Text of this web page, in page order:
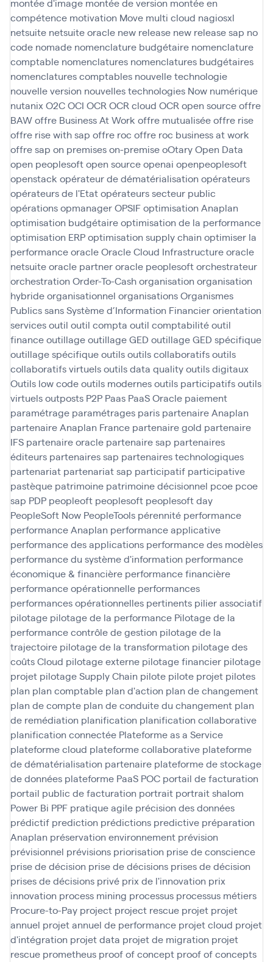
montée d'image montée de version montée en
compétence motivation Move multi cloud nagiosxl
netsuite netsuite oracle new release new release sap no
code nomade nomenclature budgétaire nomenclature
comptable nomenclatures nomenclatures budgétaires
nomenclatures comptables nouvelle technologie
nouvelle version nouvelles technologies Now numérique
nutanix O2COCI OCR OCR cloud OCR open sourceoffre
BAWoffre Business At Work offre mutualiséeoffre rise
offre rise with sap offre roc offre roc business at work
offre sap on premiseson-premiseoOtaryOpen Data
open peoplesoftopen sourceopenai openpeoplesoft
openstack opérateur de dématérialisation opérateurs
opérateurs de l'Etatopérateurs secteur public
opérationsopmanagerOPSIFoptimisation Anaplan
optimisation budgétaireoptimisation de la performance
optimisation ERPoptimisation supply chain optimiser la
performanceoracleOracle Cloud Infrastructureoracle
netsuiteoracle partneroracle peoplesoftorchestrateur
orchestration Order-To-Cashorganisation organisation
hybrideorganisationnel organisationsOrganismes
Publics sans Système d’Information Financierorientation
servicesoutil outil compta outil comptabilitéoutil
financeoutillageoutillage GED outillage GED spécifique
outillage spécifiqueoutilsoutils collaboratifsoutils
collaboratifs virtuelsoutils data qualityoutils digitaux
Outils low codeoutils modernesoutils participatifsoutils
virtuelsoutposts P2P Paas PaaS Oracle paiement
paramétrage paramétrages paris partenaire Anaplan
partenaire Anaplan France partenaire gold partenaire
IFS partenaire oracle partenaire sap partenaires
éditeurs partenaires sap partenaires technologiques
partenariat partenariat sap participatif participative
pastèque patrimoine patrimoine décisionnel pcoe pcoe
sap PDP peopleoft peoplesoft peoplesoft day
PeopleSoft Now PeopleTools pérennité performance
performance Anaplan performance applicative
performance des applications performance des modèles
performance du système d'information performance
économique & financière performance financière
performance opérationnelle performances
performances opérationnelles pertinents pilier associatif
pilotage pilotage de la performance Pilotage de la
performance contrôle de gestion pilotage de la
trajectoire pilotage de la transformation pilotage des
coûts Cloud pilotage externe pilotage financier pilotage
projet pilotage Supply Chain pilote pilote projet pilotes
plan plan comptable plan d'action plan de changement
plan de compte plan de conduite du changement plan
de remédiation planification planification collaborative
planification connectée Plateforme as a Service
plateforme cloud plateforme collaborative plateforme
de dématérialisation partenaire plateforme de stockage
de données plateforme PaaS POC portail de facturation
portail public de facturation portrait portrait shalom
Power Bi PPF pratique agile précision des données
prédictif prediction prédictions predictive préparation
Anaplan préservation environnement prévision
prévisionnel prévisions priorisation prise de conscience
prise de décision prise de décisions prises de décision
prises de décisions privé prix de l'innovation prix
innovation process mining processus processus métiers
Procure-to-Pay project project rescue projet projet
annuel projet annuel de performance projet cloud projet
d'intégration projet data projet de migration projet
rescue prometheus proof of concept proof of concepts